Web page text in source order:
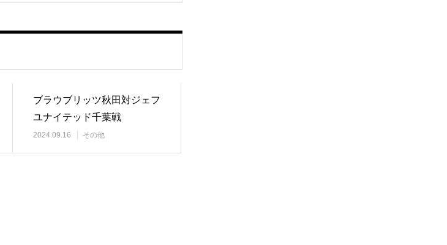
ブラウブリッツ秋田対ジェフ
ユナイテッド千葉戦
2024.09.16 その他